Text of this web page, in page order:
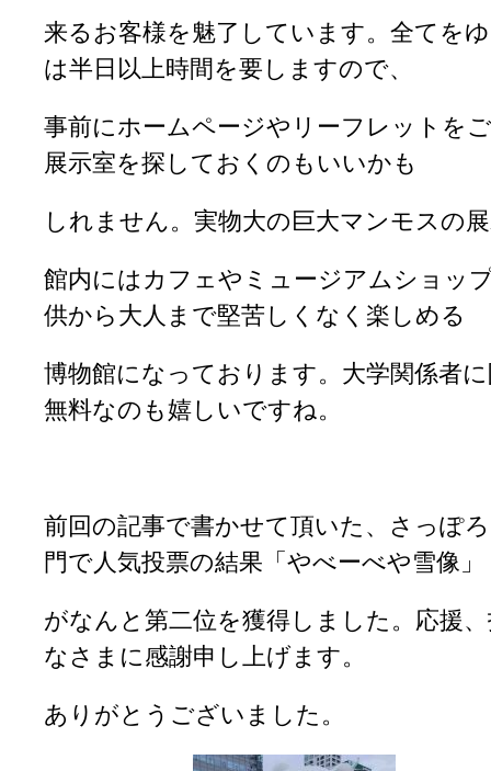
来るお客様を魅了しています。全てを
は半日以上時間を要しますので、
事前にホームページやリーフレットを
展示室を探しておくのもいいかも
しれません。実物大の巨大マンモスの
館内にはカフェやミュージアムショッ
供から大人まで堅苦しくなく楽しめる
博物館になっております。大学関係者
無料なのも嬉しいですね。
前回の記事で書かせて頂いた、さっぽ
門で人気投票の結果「やべーべや雪像」
がなんと第二位を獲得しました。応援
なさまに感謝申し上げます。
ありがとうございました。